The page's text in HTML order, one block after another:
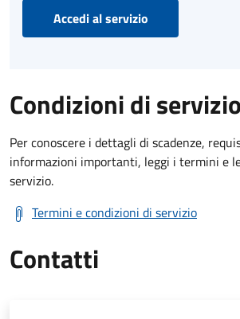
Accedi al servizio
Condizioni di servizio
Per conoscere i dettagli di scadenze,
informazioni importanti, leggi i termini e
servizio.
Termini e condizioni di servizio
Contatti